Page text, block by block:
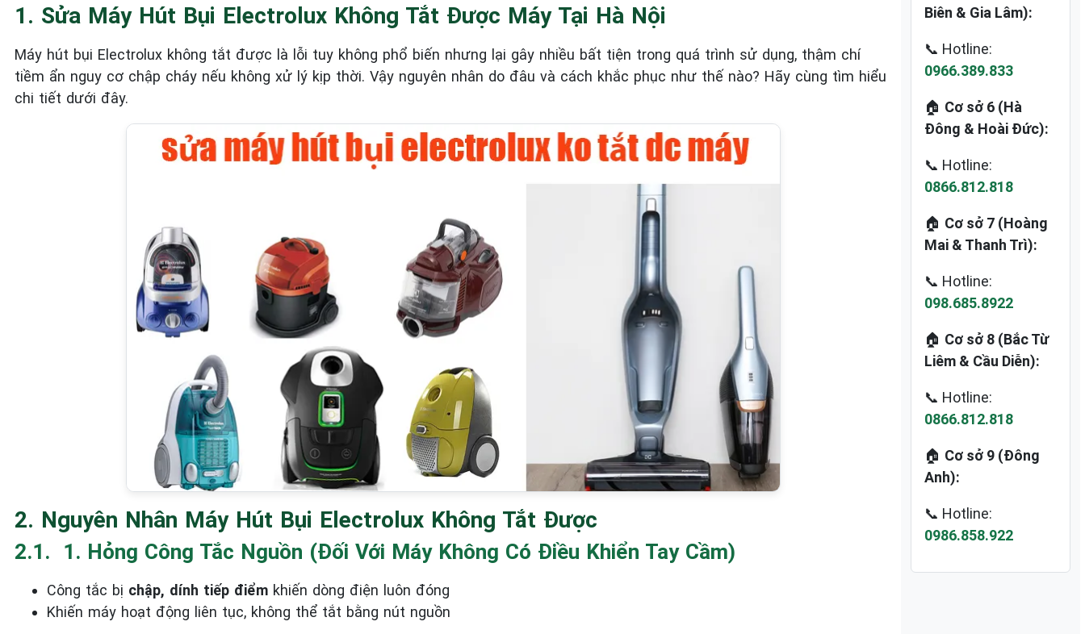
1. Sửa Máy Hút Bụi Electrolux Không Tắt Được Máy Tại Hà Nội
Máy hút bụi Electrolux không tắt được là lỗi tuy không phổ biến nhưng lại gây nhiều bất tiện trong quá trình sử dụng, thậm chí
tiềm ẩn nguy cơ chập cháy nếu không xử lý kịp thời. Vậy nguyên nhân do đâu và cách khắc phục như thế nào? Hãy cùng tìm hiểu
chi tiết dưới đây.
2. Nguyên Nhân Máy Hút Bụi Electrolux Không Tắt Được
2.1. ️ 1. Hỏng Công Tắc Nguồn (đối Với Máy Không Có Điều Khiển Tay Cầm)
Công tắc bị chập, dính tiếp điểm khiến dòng điện luôn đóng
Khiến máy hoạt động liên tục, không thể tắt bằng nút nguồn
Biên & Gia Lâm):
📞 Hotline:
0966.389.833
🏠 Cơ sở 6 (Hà
Đông & Hoài Đức):
📞 Hotline:
0866.812.818
🏠 Cơ sở 7 (Hoàng
Mai & Thanh Trì):
📞 Hotline:
098.685.8922
🏠 Cơ sở 8 (Bắc Từ
Liêm & Cầu Diễn):
📞 Hotline:
0866.812.818
🏠 Cơ sở 9 (Đông
Anh):
📞 Hotline:
0986.858.922